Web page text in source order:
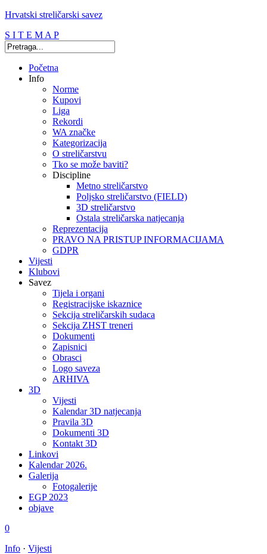
Hrvatski streličarski savez
S I T E M A P
Početna
Info
Norme
Kupovi
Liga
Rekordi
WA značke
Kategorizacija
O streličarstvu
Tko se može baviti?
Discipline
Metno streličarstvo
Poljsko streličarstvo (FIELD)
3D streličarstvo
Ostala streličarska natjecanja
Reprezentacija
PRAVO NA PRISTUP INFORMACIJAMA
GDPR
Vijesti
Klubovi
Savez
Tijela i organi
Registracijske iskaznice
Sekcija streličarskih sudaca
Sekcija ZHST treneri
Dokumenti
Zapisnici
Obrasci
Logo saveza
ARHIVA
3D
Vijesti
Kalendar 3D natjecanja
Pravila 3D
Dokumenti 3D
Kontakt 3D
Linkovi
Kalendar 2026.
Galerija
Fotogalerije
EGP 2023
objave
0
Info · Vijesti